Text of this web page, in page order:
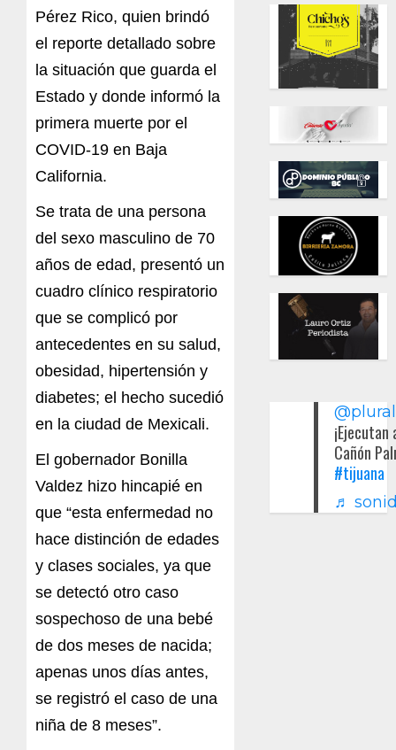
Pérez Rico, quien brindó
el reporte detallado sobre
la situación que guarda el
Estado y donde informó la
primera muerte por el
COVID-19 en Baja
California.
Se trata de una persona
del sexo masculino de 70
años de edad, presentó un
cuadro clínico respiratorio
que se complicó por
antecedentes en su salud,
obesidad, hipertensión y
diabetes; el hecho sucedió
en la ciudad de Mexicali.
El gobernador Bonilla
Valdez hizo hincapié en
que “esta enfermedad no
hace distinción de edades
y clases sociales, ya que
se detectó otro caso
sospechoso de una bebé
de dos meses de nacida;
apenas unos días antes,
se registró el caso de una
niña de 8 meses”.
Cañón
#tijuana
♬